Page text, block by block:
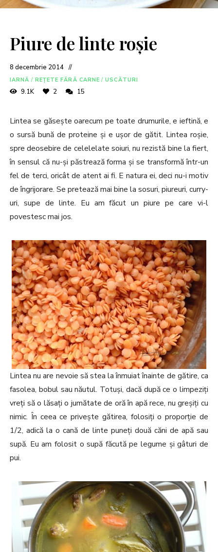
Piure de linte roșie
8 decembrie 2014
IARNĂ / REȚETE FĂRĂ CARNE / USCĂTURI
9.1K 2 15
Lintea se găsește oarecum pe toate drumurile, e ieftină, e
o sursă bună de proteine și e ușor de gătit. Lintea roșie,
spre deosebire de celelelate soiuri, nu rezistă bine la fiert,
în sensul că nu-și păstrează forma și se transformă într-un
fel de terci, oricât de atent ai fi. E natura ei, deci nu-i motiv
de îngrijorare. Se pretează mai bine la sosuri, piureuri, curry-
uri, supe de linte. Eu am făcut un piure pe care vi-l
povestesc mai jos.
Lintea nu are nevoie să stea la înmuiat înainte de gătire, ca
fasolea, bobul sau năutul. Totuși, dacă după ce o limpeziți
vreți să o lăsați o jumătate de oră în apă rece, nu greșiți cu
nimic. În ceea ce privește gătirea, folosiți o proporție de
1/2, adică la o cană de linte puneți două căni de apă sau
supă. Eu am folosit o supă făcută pe legume și gâturi de
pui.